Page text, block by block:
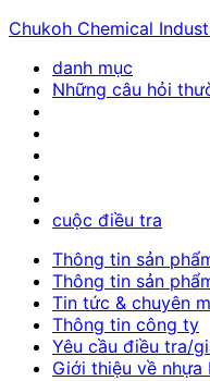
Chukoh Chemical
danh mục
Những câu hỏi
cuộc điều tra
Thông tin sản
Thông tin sản
Tin tức & chuyên
Thông tin công ty
Yêu cầu điều tra/
Giới thiệu về nhựa